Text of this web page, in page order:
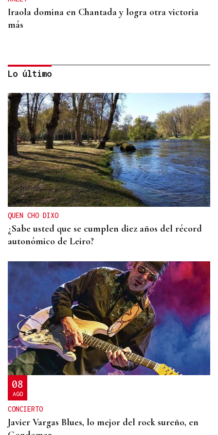
Iraola domina en Chantada y logra otra victoria
más
A TODA VELOCIDAD
Vídeo | Así fue el espectacular salto de “Cohete”
Suárez en el Rally Rías Baixas que dejó sin
respiración a los aficionados
Lo último
QUEN CHO DIXO
¿Sabe usted que se cumplen diez años del récord
autonómico de Leiro?
08
AGO
CONCIERTO
Javier Vargas Blues, lo mejor del rock sureño, en